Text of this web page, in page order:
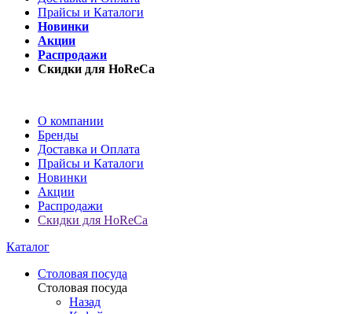
Прайсы и Каталоги
Новинки
Акции
Распродажи
Скидки для HoReCa
О компании
Бренды
Доставка и Оплата
Прайсы и Каталоги
Новинки
Акции
Распродажи
Скидки для HoReCa
Каталог
Столовая посуда
Столовая посуда
Назад